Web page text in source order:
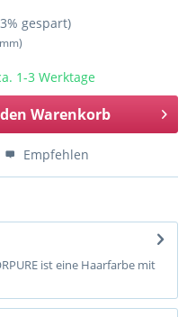
gespart)
1-3 Werktage
Warenkorb
Empfehlen
ist eine Haarfarbe mit